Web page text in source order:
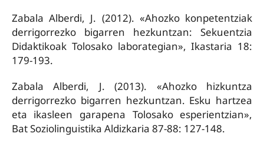
Zabala Alberdi, J. (2012). «Ahozko konpetentziak
derrigorrezko bigarren hezkuntzan: Sekuentzia
Didaktikoak Tolosako laborategian», Ikastaria 18:
179-193.
Zabala Alberdi, J. (2013). «Ahozko hizkuntza
derrigorrezko bigarren hezkuntzan. Esku hartzea
eta ikasleen garapena Tolosako esperientzian»,
Bat Soziolinguistika Aldizkaria 87-88: 127-148.